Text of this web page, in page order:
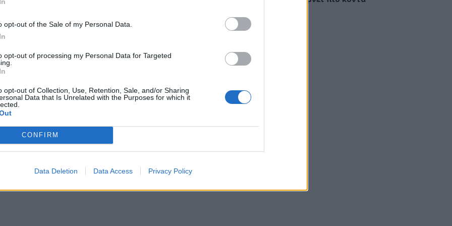
opt-out of the Sale of my Personal Data.
opt-out of processing my Personal Data for Targeted
opt-out of Collection, Use, Retention, Sale, and/or Sharing
Data that Is Unrelated with the Purposes for which it
CONFIRM
Data Deletion Data Access Privacy Policy
ωχράς κηλίδας: Νέα δεδομένα
φροντίδας στην ηλικιακή εκφύλιση
Διαβητικό Οίδημα Ωχράς...